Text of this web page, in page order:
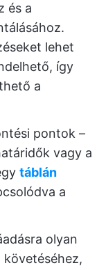
és a
lehet
így
a
pontok –
vagy a
táblán
a
olyan
követéséhez,